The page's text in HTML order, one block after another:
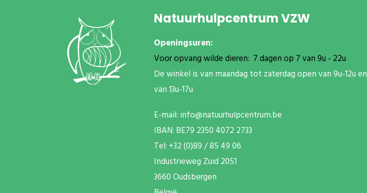
Natuurhulpcentrum VZW
Openingsuren:
Voor opvang wilde dieren: 7 dagen op 7 van 9u - 22u
De winkel is van maandag tot zaterdag open van 9u-12u en
van 13u-17u
E-mail: info@natuurhulpcentrum.be
IBAN: BE79 2350 4072 2733
Tel: +32 (0)89 / 85 49 06
Industrieweg Zuid 2051
3660 Oudsbergen